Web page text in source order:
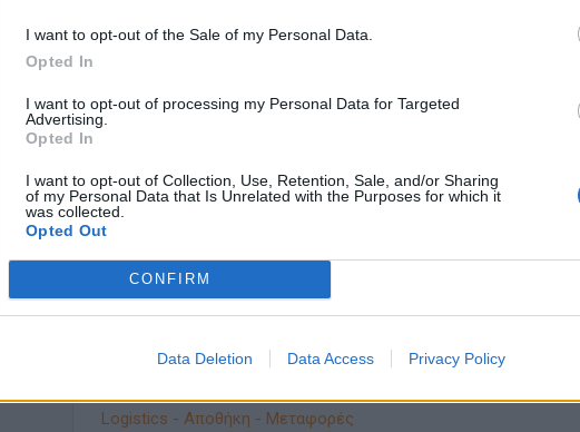
I want to opt-out of the Sale of my Personal Data.
Opted In
I want to opt-out of processing my Personal Data for Targeted
Advertising.
Opted In
I want to opt-out of Collection, Use, Retention, Sale, and/or Sharing
of my Personal Data that Is Unrelated with the Purposes for which it
was collected.
Opted Out
CONFIRM
Data Deletion Data Access Privacy Policy
05/08/2026
Μηχανικός Αυτοκινήτων
ΕΥΟΣΜΟΣ | ΘΕΣΣΑΛΟΝΙΚΗ
Οδηγός Γ' / Ε' κατηγορίας φορτηγού -
Logistics - Αποθήκη - Μεταφορές